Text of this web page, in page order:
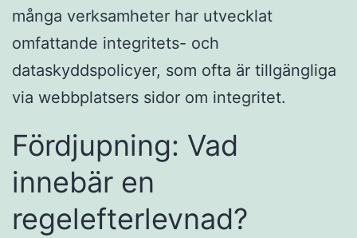
många verksamheter har utvecklat
omfattande integritets- och
dataskyddspolicyer, som ofta är tillgängliga
via webbplatsers sidor om integritet.
Fördjupning: Vad
innebär en
regelefterlevnad?